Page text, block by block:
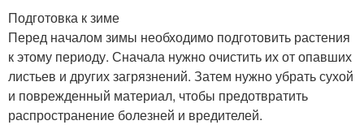
Подготовка к зиме
Перед началом зимы необходимо подготовить растения
к этому периоду. Сначала нужно очистить их от опавших
листьев и других загрязнений. Затем нужно убрать сухой
и поврежденный материал, чтобы предотвратить
распространение болезней и вредителей.